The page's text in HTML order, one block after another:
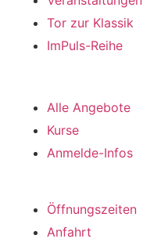
Tor zur Klassik
ImPuls-Reihe
Alle Angebote
Kurse
Anmelde-Infos
Öffnungszeiten
Anfahrt